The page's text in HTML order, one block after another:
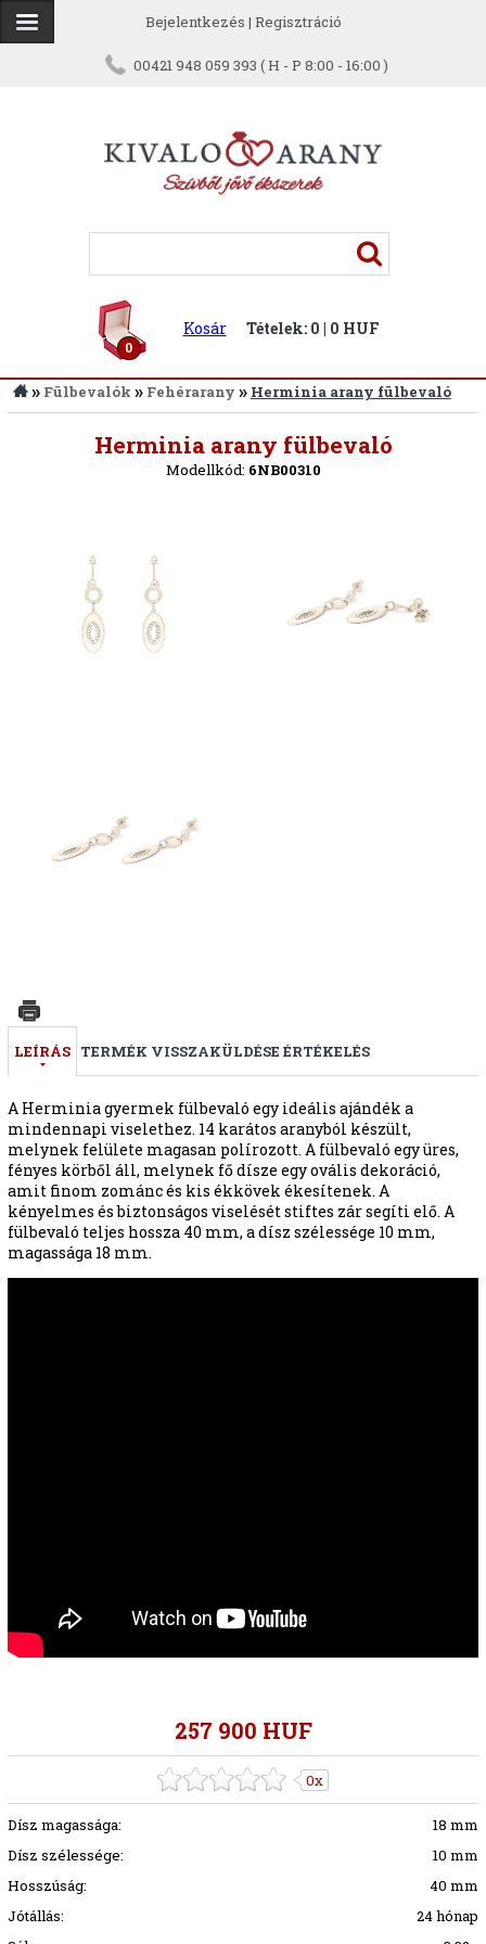
Bejelentkezés | Regisztráció
00421 948 059 393 ( H - P 8:00 - 16:00 )
0
Kosár Tételek: 0 | 0 HUF
» Fülbevalók » Fehérarany » Herminia arany fülbevaló
Herminia arany fülbevaló
Modellkód: 6NB00310
LEÍRÁS TERMÉK VISSZAKÜLDÉSE ÉRTÉKELÉS
A Herminia gyermek fülbevaló egy ideális ajándék a
mindennapi viselethez. 14 karátos aranyból készült,
melynek felülete magasan polírozott. A fülbevaló egy üres,
fényes körből áll, melynek fő dísze egy ovális dekoráció,
amit finom zománc és kis ékkövek ékesítenek. A
kényelmes és biztonságos viselését stiftes zár segíti elő. A
fülbevaló teljes hossza 40 mm, a dísz szélessége 10 mm,
magassága 18 mm.
257 900 HUF
0x
Dísz magassága:
18 mm
Dísz szélessége:
10 mm
Hosszúság:
40 mm
Jótállás:
24 hónap